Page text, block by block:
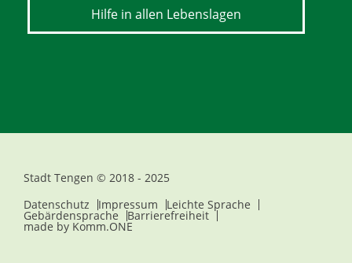
Hilfe in allen Lebenslagen
Stadt Tengen © 2018 - 2025
Datenschutz
Impressum Leichte Sprache
Gebärdensprache Barrierefreiheit
made by Komm.ONE